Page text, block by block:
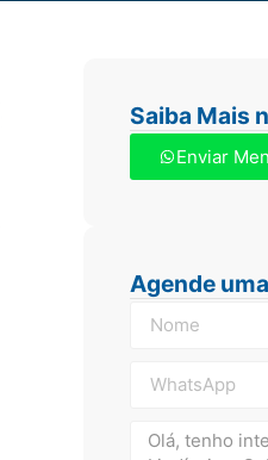
Saiba Mais
Enviar
Agende